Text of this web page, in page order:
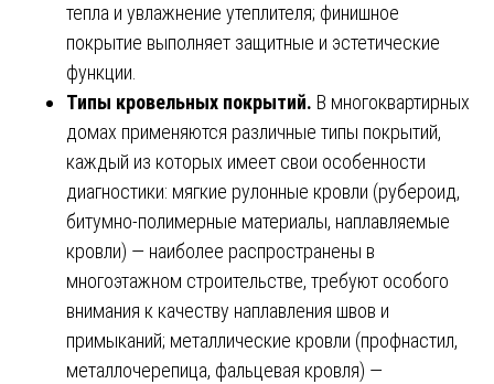
тепла и увлажнение утеплителя; финишное
покрытие выполняет защитные и эстетические
функции.
Типы кровельных покрытий. В многоквартирных
домах применяются различные типы покрытий,
каждый из которых имеет свои особенности
диагностики: мягкие рулонные кровли (рубероид,
битумно-полимерные материалы, наплавляемые
кровли) — наиболее распространены в
многоэтажном строительстве, требуют особого
внимания к качеству наплавления швов и
примыканий; металлические кровли (профнастил,
металлочерепица, фальцевая кровля) —